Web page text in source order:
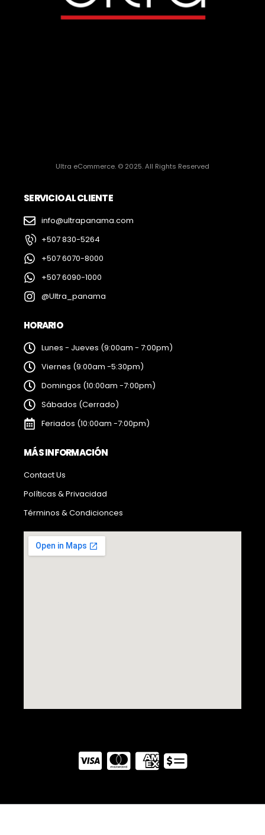
Ultra eCommerce. © 2025. All Rights Reserved
SERVICIO AL CLIENTE
info@ultrapanama.com
+507 830-5264
+507 6070-8000
+507 6090-1000
@Ultra_panama
HORARIO
Lunes - Jueves (9:00am - 7:00pm)
Viernes (9:00am -5:30pm)
Domingos (10:00am -7:00pm)
Sábados (Cerrado)
Feriados (10:00am -7:00pm)
MÁS INFORMACIÓN
Contact Us
Políticas & Privacidad
Términos & Condicionces